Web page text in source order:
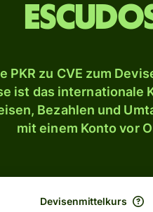
PKR zu CVE zum
ist das internationale
Bezahlen und
mit einem Konto vor
Devisenmittelkurs